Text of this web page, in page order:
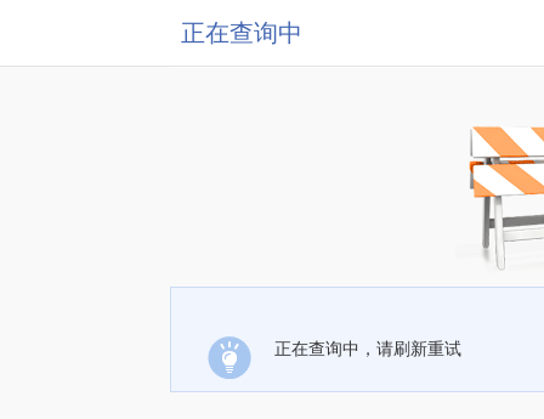
正在查询中
正在查询中，请刷新重试